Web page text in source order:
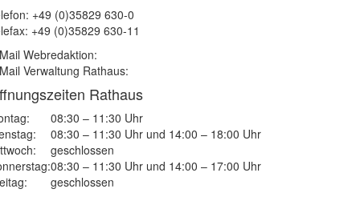
+49 (0)35829 630-0
+49 (0)35829 630-11
Webredaktion:
Verwaltung Rathaus:
Rathaus
08:30 – 11:30 Uhr
08:30 – 11:30 Uhr und 14:00 – 18:00 Uhr
geschlossen
08:30 – 11:30 Uhr und 14:00 – 17:00 Uhr
geschlossen